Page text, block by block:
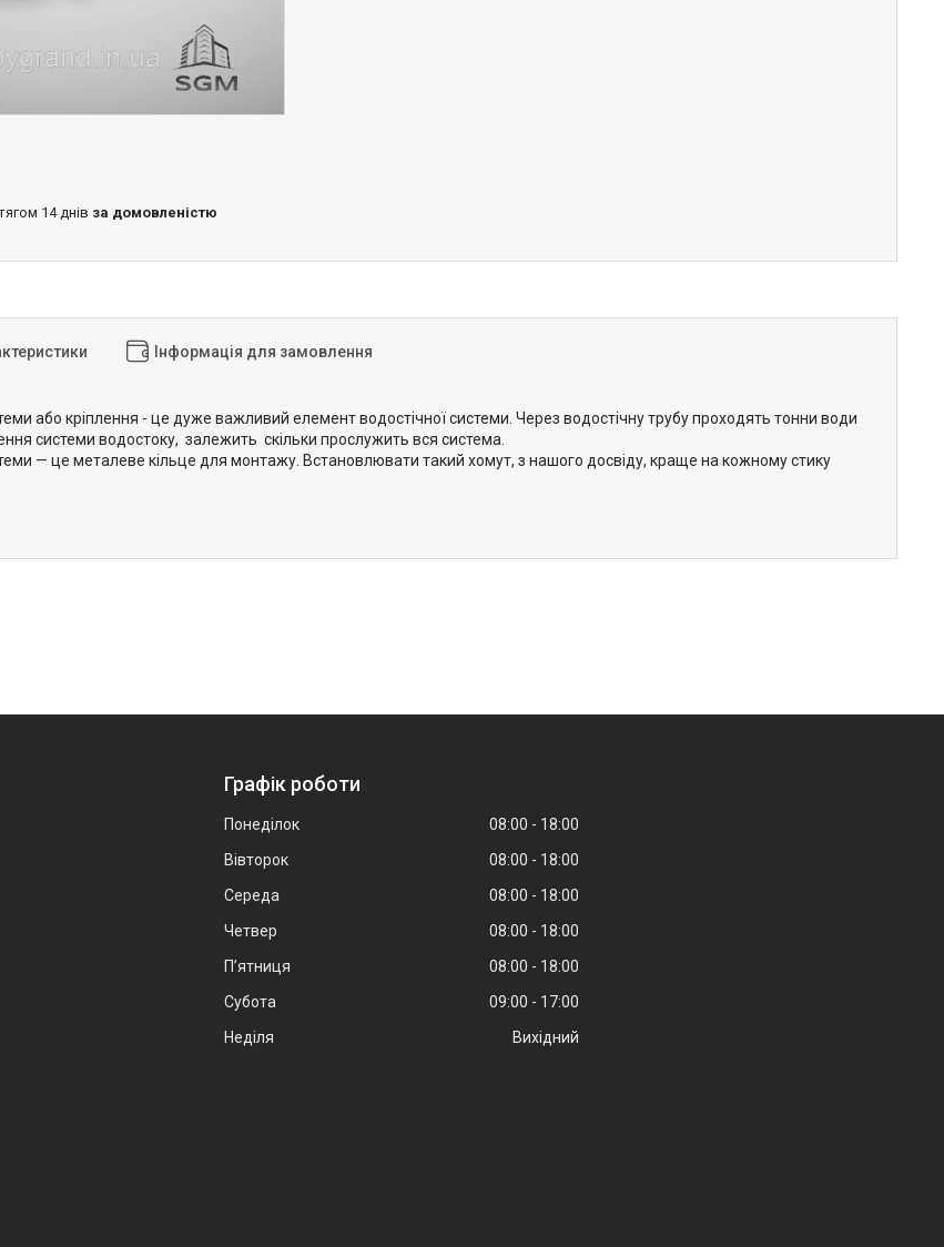
14 днів за домовленістю
Інформація для замовлення
або кріплення - це дуже важливий елемент водостічної системи. Через водостічну трубу проходять тонни води
системи водостоку, залежить скільки прослужить вся система.
— це металеве кільце для монтажу. Встановлювати такий хомут, з нашого досвіду, краще на кожному стику
Графік роботи
Понеділок 08:00
18:00
Вівторок
08:00
18:00
Середа
08:00
18:00
Четвер
08:00
18:00
Пʼятниця
08:00
18:00
Субота
09:00
17:00
Неділя
Вихідний